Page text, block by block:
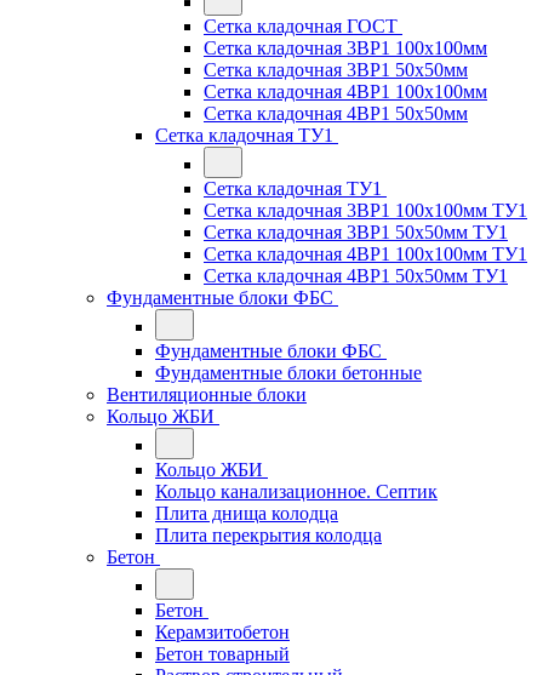
Сетка кладочная ГОСТ
Сетка кладочная 3ВР1 100x100мм
Сетка кладочная 3ВР1 50x50мм
Сетка кладочная 4ВР1 100x100мм
Сетка кладочная 4ВР1 50x50мм
Сетка кладочная ТУ1
Сетка кладочная ТУ1
Сетка кладочная 3ВР1 100x100мм ТУ1
Сетка кладочная 3ВР1 50x50мм ТУ1
Сетка кладочная 4ВР1 100x100мм ТУ1
Сетка кладочная 4ВР1 50x50мм ТУ1
Фундаментные блоки ФБС
Фундаментные блоки ФБС
Фундаментные блоки бетонные
Вентиляционные блоки
Кольцо ЖБИ
Кольцо ЖБИ
Кольцо канализационное. Септик
Плита днища колодца
Плита перекрытия колодца
Бетон
Бетон
Керамзитобетон
Бетон товарный